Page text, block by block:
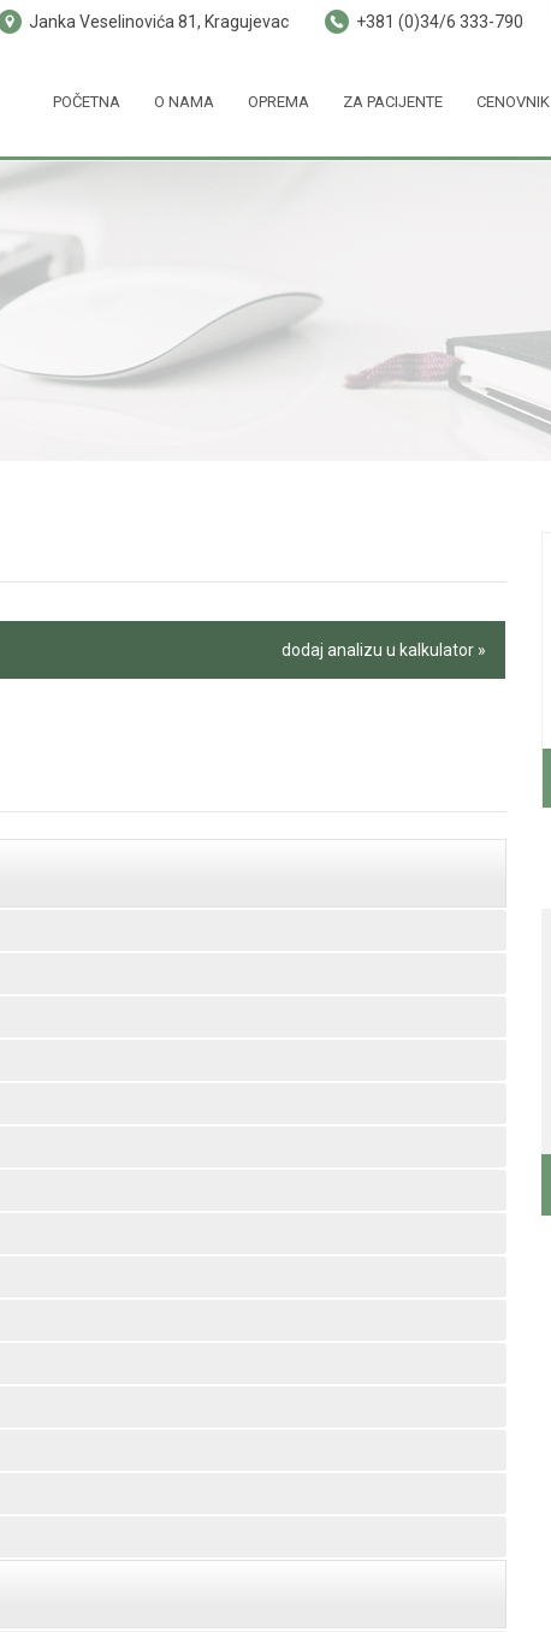
Janka Veselinovića 81, Kragujevac +381 (0)34/6 333-790
POČETNA O NAMA OPREMA ZA PACIJENTE CENOVNIK
dodaj analizu u kalkulator »